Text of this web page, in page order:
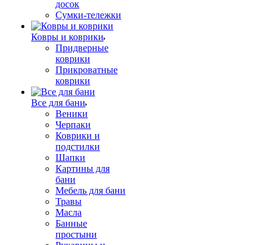
досок
Сумки-тележки
Ковры и коврики
Придверные
коврики
Прикроватные
коврики
Все для бани
Веники
Черпаки
Коврики и
подстилки
Шапки
Картины для
бани
Мебель для бани
Травы
Масла
Банные
простыни